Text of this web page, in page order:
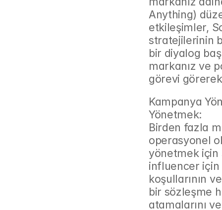
Anything)
etkileşimler,
stratejilerinin
bir diyalog
markanız ve
görevi
Kampanya
Yönetmek:
Birden fazla
operasyonel
yönetmek için
influencer
koşullarının
bir sözleşme
atamalarını